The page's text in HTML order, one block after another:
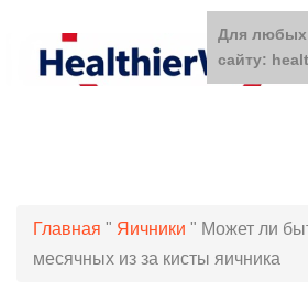
Главная " Яичники " Может ли
месячных из за кисты яичника
Для любых
сайту: